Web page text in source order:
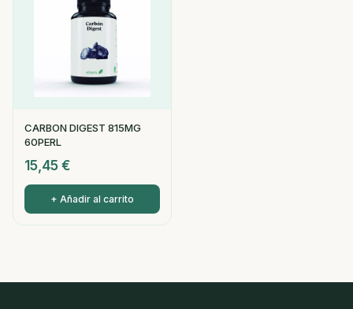
CARBON DIGEST 815MG
60PERL
15,45 €
+ Añadir al carrito